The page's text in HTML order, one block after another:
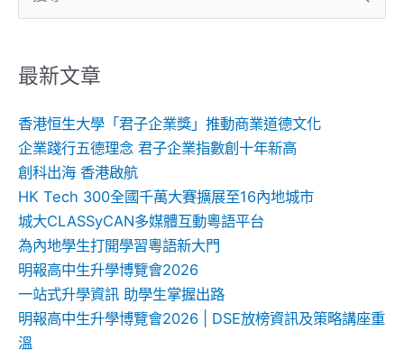
尋
鍵
最新文章
香港恒生大學「君子企業獎」推動商業道德文化
企業踐行五德理念 君子企業指數創十年新高
創科出海 香港啟航
HK Tech 300全國千萬大賽擴展至16內地城市
城大CLASSyCAN多媒體互動粵語平台
為內地學生打開學習粵語新大門
明報高中生升學博覽會2026
一站式升學資訊 助學生掌握出路
明報高中生升學博覽會2026 | DSE放榜資訊及策略講座重
溫